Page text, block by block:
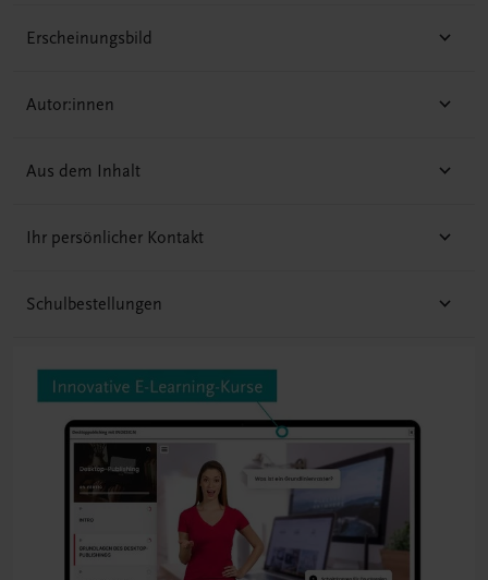
Erscheinungsbild
Autor:innen
Aus dem Inhalt
Ihr persönlicher Kontakt
Schulbestellungen